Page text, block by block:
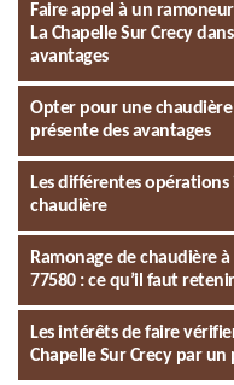
Faire appel à un
La Chapelle Sur Crecy
avantages
Opter pour une
présente des avantages
Les différentes
chaudière
Ramonage de chaudière
77580 : ce qu’il faut retenir
Les intérêts de faire
Chapelle Sur Crecy par un